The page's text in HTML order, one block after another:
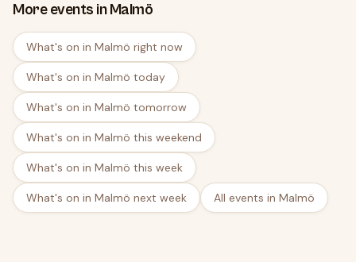
More events in Malmö
What's on in Malmö right now
What's on in Malmö today
What's on in Malmö tomorrow
What's on in Malmö this weekend
What's on in Malmö this week
What's on in Malmö next week All events in Malmö